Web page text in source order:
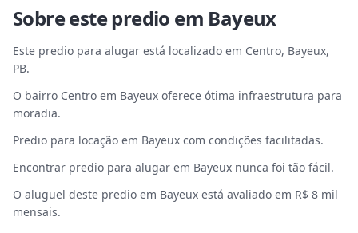
Sobre estepredio em Bayeux
Este predio para alugar está localizado em Centro, Bayeux,
PB.
O bairro Centro em Bayeux oferece ótima infraestrutura para
moradia.
Predio para locação em Bayeux com condições facilitadas.
Encontrar predio para alugar em Bayeux nunca foi tão fácil.
O aluguel deste predio em Bayeux está avaliado em R$ 8 mil
mensais.